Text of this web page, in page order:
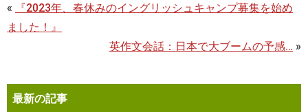
«
『2023年、春休みのイングリッシュキャンプ募集を始め
ました！』
英作文会話：日本で大ブームの予感… »
最新の記事